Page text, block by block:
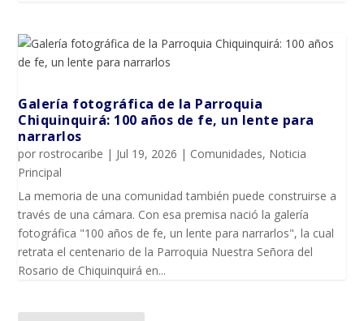
Galería fotográfica de la Parroquia
Chiquinquirá: 100 años de fe, un lente para
narrarlos
porrostrocaribe | Jul 19, 2026 | Comunidades, Noticia
Principal
La memoria de una comunidad también puede construirse a
través de una cámara. Con esa premisa nació la galería
fotográfica "100 años de fe, un lente para narrarlos", la cual
retrata el centenario de la Parroquia Nuestra Señora del
Rosario de Chiquinquirá en...